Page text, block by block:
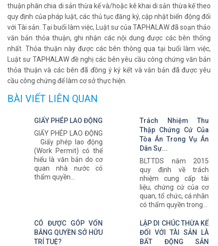
thuận phân chia di sản thừa kế và/hoặc kê khai di sản thừa kế theo
quy định của pháp luật, các thủ tục đăng ký, cập nhật biến động đối
với Tài sản. Tại buổi làm việc, Luật sư của TAPHALAW đã soạn thảo
văn bản thỏa thuận, ghi nhận các nội dung được các bên thống
nhất. Thỏa thuận này được các bên thông qua tại buổi làm việc,
Luật sư TAPHALAW đề nghị các bên yêu cầu công chứng văn bản
thỏa thuận và các bên đã đồng ý ký kết và văn bản đã được yêu
cầu công chứng để làm cơ sở thực hiện.
BÀI VIẾT LIÊN QUAN
GIẤY PHÉP LAO ĐỘNG
GIẤY PHÉP LAO ĐỘNG
Giấy phép lao động
(Work Permit) có thể
hiểu là văn bản do cơ
quan nhà nước có
thẩm quyền...
Trách Nhiệm Thu
Thập Chứng Cứ Của
Tòa Án Trong Vụ Án
Dân Sự...
BLTTDS năm 2015
quy định về trách
nhiệm cung cấp tài
liệu, chứng cứ của cơ
quan, tổ chức, cá nhân
có thẩm quyền trong...
CÓ ĐƯỢC GÓP VỐN
BẰNG QUYỀN SỞ HỮU
TRÍ TUỆ?
LẬP DI CHÚC THỪA KẾ
ĐỐI VỚI TÀI SẢN LÀ
BẤT ĐỘNG SẢN